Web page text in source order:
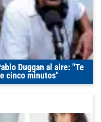
Duggan al aire: "Te
cinco minutos"